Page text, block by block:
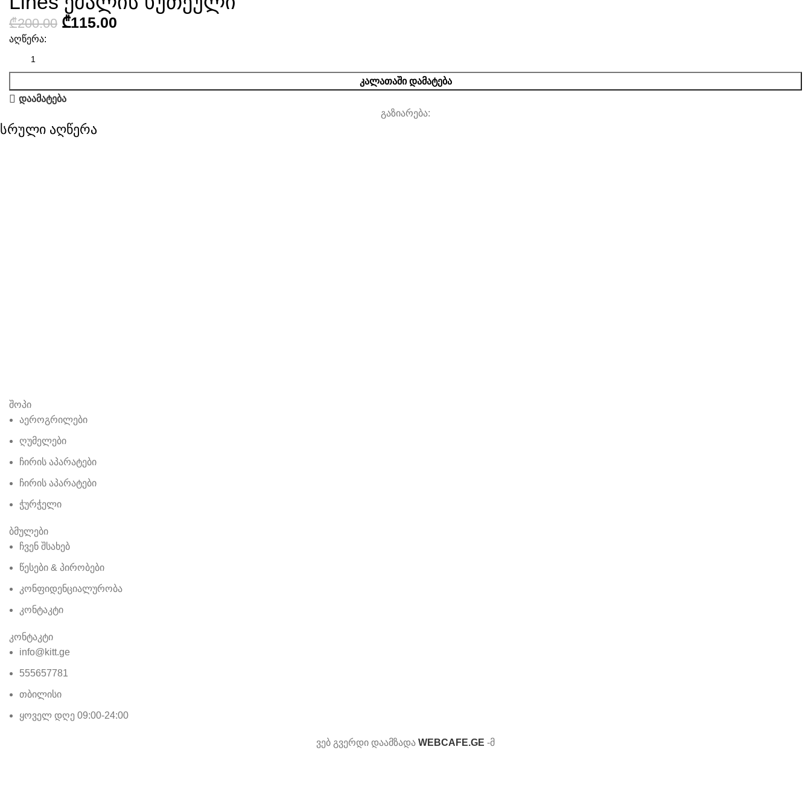
₾200.00 ₾115.00
აღწერა:
ᲙᲐᲚᲐᲗᲐᲨᲘ ᲓᲐᲛᲐᲢᲔᲑᲐ
დაამატება
გაზიარება:
სრული აღწერა
შოპი
აეროგრილები
ღუმელები
ჩირის აპარატები
ჩირის აპარატები
ჭურჭელი
ბმულები
ჩვენ შსახებ
წესები & პირობები
კონფიდენციალურობა
კონტაკტი
კონტაკტი
info@kitt.ge
555657781
თბილისი
ყოველ დღე 09:00-24:00
ვებ გვერდი დაამზადა WEBCAFE.GE -მ